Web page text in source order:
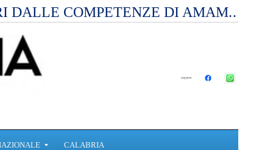
DALLE COMPETENZE DI AMAM.…
CALABRIA